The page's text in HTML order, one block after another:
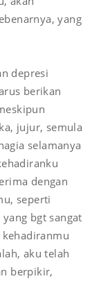
yang
depresi
berikan
jujur, semula
selamanya
dengan
seperti
bgt sangat
aku telah
berpikir,